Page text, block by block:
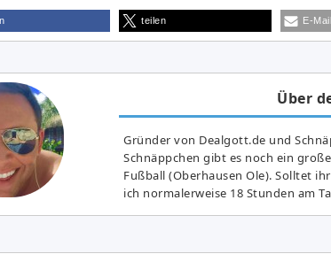
teilen E-Mail
Über
Gründer von Dealgott.de und
Schnäppchen gibt es noch ein
Fußball (Oberhausen Ole). Solltet
ich normalerweise 18 Stunden am